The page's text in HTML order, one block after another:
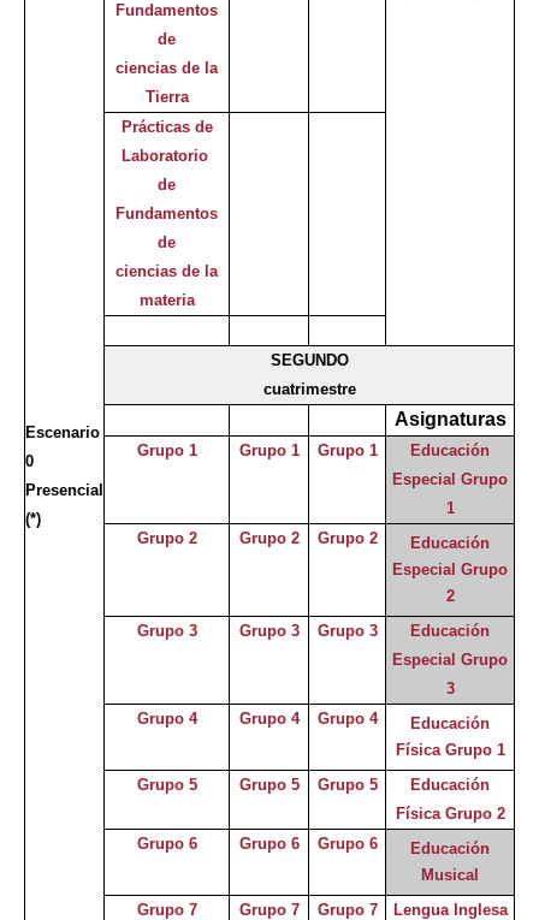
Escenario
0
Presencial
(*)
Fundamentos
de
ciencias de la
Tierra
Prácticas de
Laboratorio
de
Fundamentos
de
ciencias de la
materia
SEGUNDO
cuatrimestre
Asignaturas
Grupo 1 Grupo 1 Grupo 1
Educación
Especial Grupo
1
Grupo 2
Grupo 2 Grupo 2
Educación
Especial Grupo
2
Grupo 3
Grupo 3 Grupo 3
Educación
Especial Grupo
3
Grupo 4
Grupo 4 Grupo 4
Educación
Física Grupo 1
Grupo 5
Grupo 5 Grupo 5
Educación
Física Grupo 2
Grupo 6
Grupo 6 Grupo 6
Educación
Musical
Grupo 7
Grupo 7 Grupo 7
Lengua Inglesa